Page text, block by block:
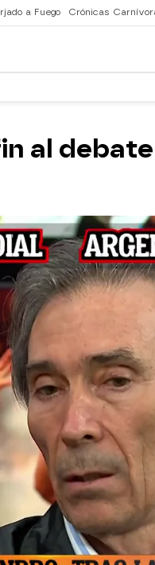
a Fuego Crónicas
al debate